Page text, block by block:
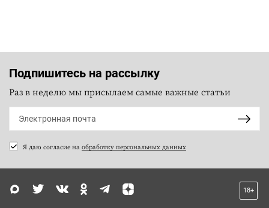
Подпишитесь на рассылку
Раз в неделю мы присылаем самые важные статьи
Я даю согласие на обработку персональных данных
18+